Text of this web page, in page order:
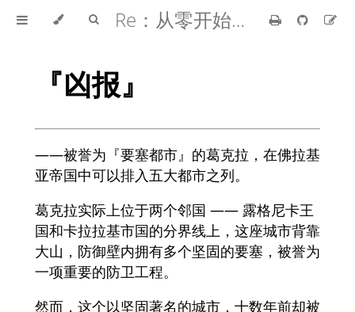
Re：从零开始的异世界生活
『凶报』
——被誉为『要塞都市』的葛克拉，在佛拉基
亚帝国中可以排入五大都市之列。
葛克拉实际上位于两个邻国 —— 露格尼卡王
国和卡拉拉基市国的分界线上，这座城市背靠
大山，防御壁内拥有多个坚固的要塞，被誉为
一项重要的防卫工程。
然而，这个以坚固著名的城市，十数年前却被